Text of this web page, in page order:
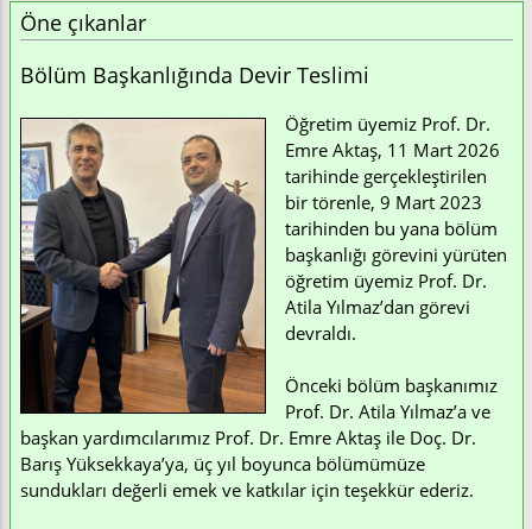
Öne çıkanlar
Bölüm Başkanlığında Devir Teslimi
Öğretim üyemiz Prof. Dr.
Emre Aktaş, 11 Mart 2026
tarihinde gerçekleştirilen
bir törenle, 9 Mart 2023
tarihinden bu yana bölüm
başkanlığı görevini yürüten
öğretim üyemiz Prof. Dr.
Atila Yılmaz’dan görevi
devraldı.
Önceki bölüm başkanımız
Prof. Dr. Atila Yılmaz’a ve
başkan yardımcılarımız Prof. Dr. Emre Aktaş ile Doç. Dr.
Barış Yüksekkaya’ya, üç yıl boyunca bölümümüze
sundukları değerli emek ve katkılar için teşekkür ederiz.